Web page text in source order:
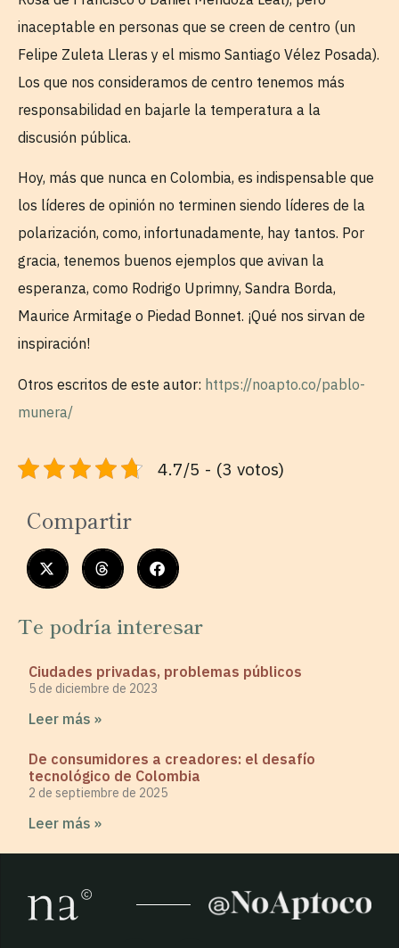
inaceptable en personas que se creen de centro (un
Felipe Zuleta Lleras y el mismo Santiago Vélez Posada).
Los que nos consideramos de centro tenemos más
responsabilidad en bajarle la temperatura a la
discusión pública.
Hoy, más que nunca en Colombia, es indispensable que
los líderes de opinión no terminen siendo líderes de la
polarización, como, infortunadamente, hay tantos. Por
gracia, tenemos buenos ejemplos que avivan la
esperanza, como Rodrigo Uprimny, Sandra Borda,
Maurice Armitage o Piedad Bonnet. ¡Qué nos sirvan de
inspiración!
Otros escritos de este autor: https://noapto.co/pablo-
munera/
4.7/5 - (3 votos)
Compartir
Te podría interesar
Ciudades privadas, problemas públicos
5 de diciembre de 2023
Leer más »
De consumidores a creadores: el desafío
tecnológico de Colombia
2 de septiembre de 2025
Leer más »